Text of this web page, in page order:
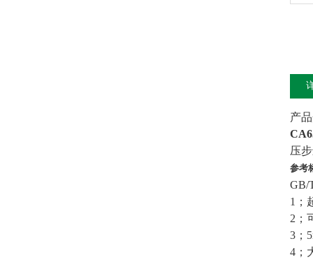
产
压
参考
GB/
1；
2；
3；
4；